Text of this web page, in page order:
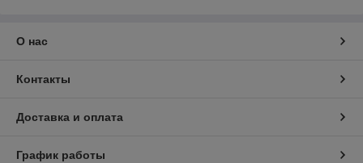
О нас
Контакты
Доставка и оплата
График работы